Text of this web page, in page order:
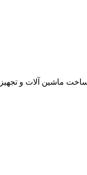
ماشین آلات و